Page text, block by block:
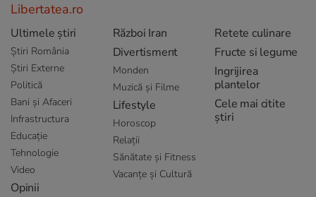
Libertatea.ro
Ultimele știri
Știri România
Știri Externe
Politică
Bani și Afaceri
Infrastructura
Educație
Tehnologie
Video
Opinii
Război Iran
Divertisment
Monden
Muzică și Filme
Lifestyle
Horoscop
Relații
Sănătate și Fitness
Vacanțe și Cultură
Retete culinare
Fructe si legume
Ingrijirea
plantelor
Cele mai citite
știri